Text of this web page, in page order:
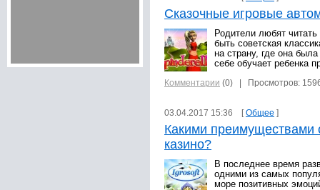
Сказочные игровые
Родители любят
быть советская
на страну, где она
себе обучает ребенка
Комментарии (0) | Просмотров:
03.04.2017 15:36 [Общее ]
Какими преимуществами
казино?
В последнее время
одними из самых
море позитивных